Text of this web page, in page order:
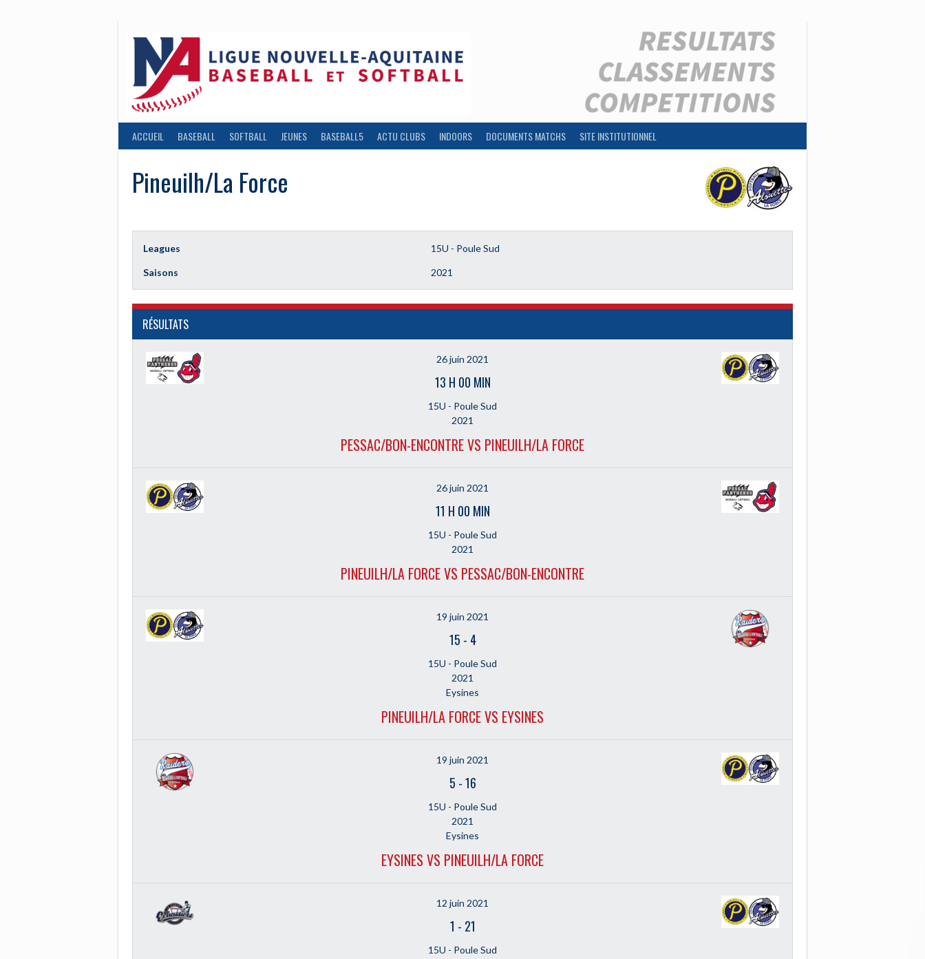
ACCUEIL BASEBALL SOFTBALL JEUNES BASEBALL5 ACTU CLUBS INDOORS DOCUMENTS MATCHS SITE INSTITUTIONNEL
Pineuilh/La Force
Leagues 15U - Poule Sud
Saisons 2021
RÉSULTATS
26 juin 2021
13 H 00 MIN
15U - Poule Sud
2021
PESSAC/BON-ENCONTRE VS PINEUILH/LA FORCE
26 juin 2021
11 H 00 MIN
15U - Poule Sud
2021
PINEUILH/LA FORCE VS PESSAC/BON-ENCONTRE
19 juin 2021
15 - 4
15U - Poule Sud
2021
Eysines
PINEUILH/LA FORCE VS EYSINES
19 juin 2021
5 -16
15U - Poule Sud
2021
Eysines
EYSINES VS PINEUILH/LA FORCE
12 juin 2021
1 - 21
15U - Poule Sud